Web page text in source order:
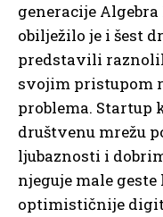
generacije
obilježilo je i šest
predstavili
svojim pristupom
problema. Startup
društvenu mrežu
ljubaznosti i
njeguje male
optimističnije